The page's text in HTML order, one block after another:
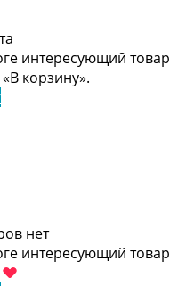
интересующий товар
корзину».
нет
интересующий товар